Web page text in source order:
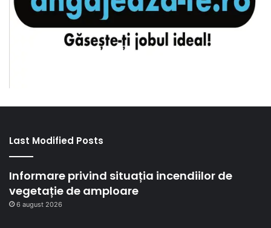
Last Modified Posts
Informare privind situația incendiilor de
vegetație de amploare
6 august 2026